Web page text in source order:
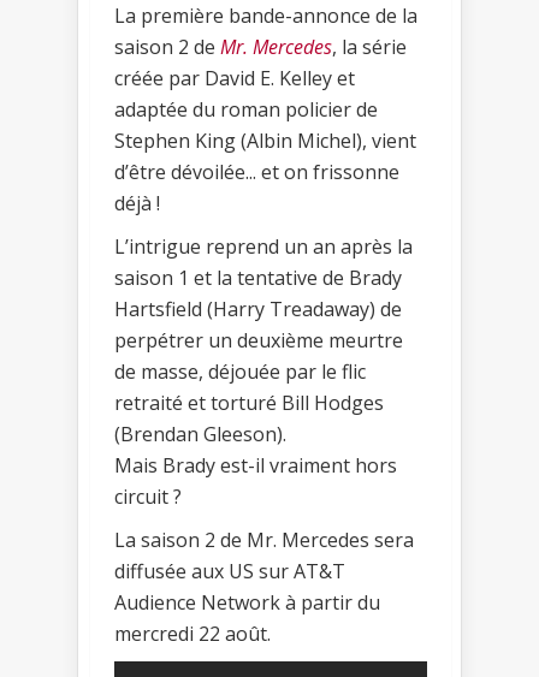
La première bande-annonce de la
saison 2 de Mr. Mercedes, la série
créée par David E. Kelley et
adaptée du roman policier de
Stephen King (Albin Michel), vient
d’être dévoilée... et on frissonne
déjà !
L’intrigue reprend un an après la
saison 1 et la tentative de Brady
Hartsfield (Harry Treadaway) de
perpétrer un deuxième meurtre
de masse, déjouée par le flic
retraité et torturé Bill Hodges
(Brendan Gleeson).
Mais Brady est-il vraiment hors
circuit ?
La saison 2 de Mr. Mercedes sera
diffusée aux US sur AT&T
Audience Network à partir du
mercredi 22 août.